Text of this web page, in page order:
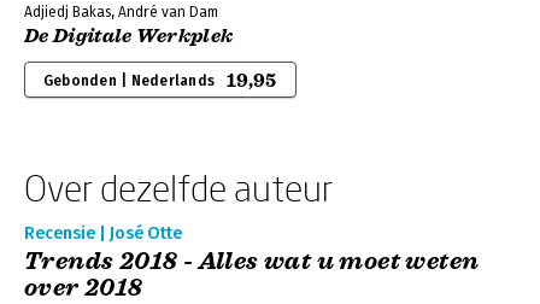
Adjiedj Bakas, André van Dam
De Digitale Werkplek
Gebonden | Nederlands 19,95
Over dezelfde auteur
Recensie | José Otte
Trends 2018 - Alles wat u moet weten
over 2018